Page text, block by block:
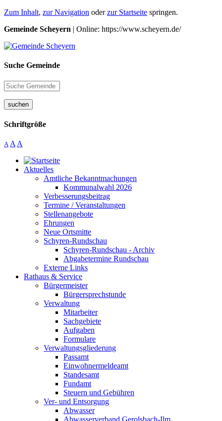
Zum Inhalt, zur Navigation oderzur Startseite springen.
Gemeinde Scheyern | Online: https://www.scheyern.de/
Suche Gemeinde
suchen
Schriftgröße
A A A
Aktuelles
Amtliche Bekanntmachungen
Kommunalwahl 2026
Verbesserungsbeitrag
Termine / Veranstaltungen
Stellenangebote
Ehrungen
Neue Ortsmitte
Schyren-Rundschau
Schyren-Rundschau - Archiv
Abgabetermine Rundschau
Externe Links
Rathaus & Service
Bürgermeister
Bürgersprechstunde
Verwaltung
Mitarbeiter
Sachgebiete
Aufgaben
Formulare
Verwaltungsgliederung
Passamt
Einwohnermeldeamt
Standesamt
Fundamt
Steuern und Gebühren
Ver- und Entsorgung
Abwasser
Abwasserverband Gerolsbach-Ilm